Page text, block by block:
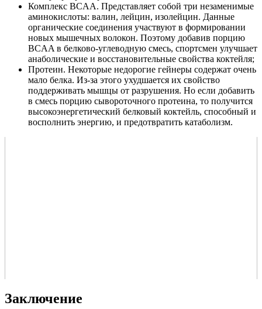
Комплекс BCAA. Представляет собой три незаменимые
аминокислоты: валин, лейцин, изолейцин. Данные
органические соединения участвуют в формировании
новых мышечных волокон. Поэтому добавив порцию
BCAA в белково-углеводную смесь, спортсмен улучшает
анаболические и восстановительные свойства коктейля;
Протеин. Некоторые недорогие гейнеры содержат очень
мало белка. Из-за этого ухудшается их свойство
поддерживать мышцы от разрушения. Но если добавить
в смесь порцию сывороточного протеина, то получится
высокоэнергетический белковый коктейль, способный и
восполнить энергию, и предотвратить катаболизм.
Заключение